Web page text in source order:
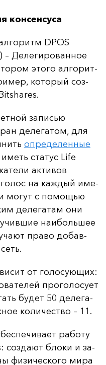
консенсуса
DPOS
– Де­ле­ги­ро­ван­ное
это­го ал­го­рит­
ко­то­рый соз­
за­писью
де­ле­га­том, для
оп­ре­де­лен­ные
ста­тус Life
ак­ти­вов
на каж­дый име­
мо­гут с по­мощью
де­ле­га­там они
на­иболь­шее
пра­во до­бав­
от го­ло­су­ющих:
про­го­ло­су­ет
бу­дет 50 де­ле­га­
ко­ли­чес­тво – 11.
ра­бо­ту
соз­да­ют бло­ки и за­
фи­зи­чес­ко­го ми­ра